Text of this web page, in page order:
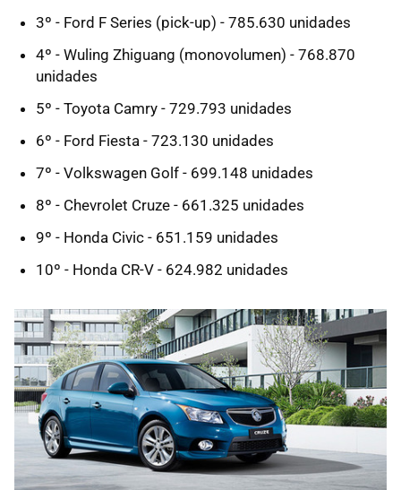
3º - Ford F Series (pick-up) - 785.630 unidades
4º - Wuling Zhiguang (monovolumen) - 768.870
unidades
5º - Toyota Camry - 729.793 unidades
6º - Ford Fiesta - 723.130 unidades
7º - Volkswagen Golf - 699.148 unidades
8º - Chevrolet Cruze - 661.325 unidades
9º - Honda Civic - 651.159 unidades
10º - Honda CR-V - 624.982 unidades